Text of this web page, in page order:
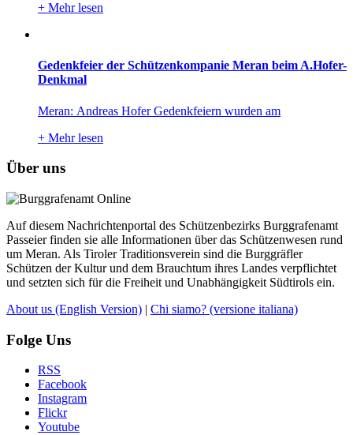
+ Mehr lesen
Gedenkfeier der Schützenkompanie Meran beim A.Hofer-
Denkmal
Meran: Andreas Hofer Gedenkfeiern wurden am
+ Mehr lesen
Über uns
Auf diesem Nachrichtenportal des Schützenbezirks Burggrafenamt
Passeier finden sie alle Informationen über das Schützenwesen rund
um Meran. Als Tiroler Traditionsverein sind die Burggräfler
Schützen der Kultur und dem Brauchtum ihres Landes verpflichtet
und setzten sich für die Freiheit und Unabhängigkeit Südtirols ein.
About us (English Version) | Chi siamo? (versione italiana)
Folge Uns
RSS
Facebook
Instagram
Flickr
Youtube